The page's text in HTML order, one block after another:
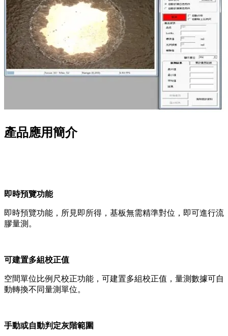
產品應用簡介
即時預覽功能
即時預覽功能，所見即所得，基板無需精準對位，即可進行流
膠量測。
可建置多組校正值
空間單位比例尺校正功能，可建置多組校正值，量測數據可自
動轉換不同量測單位。
手動或自動判定灰階範圍